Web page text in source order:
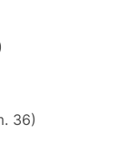
36)